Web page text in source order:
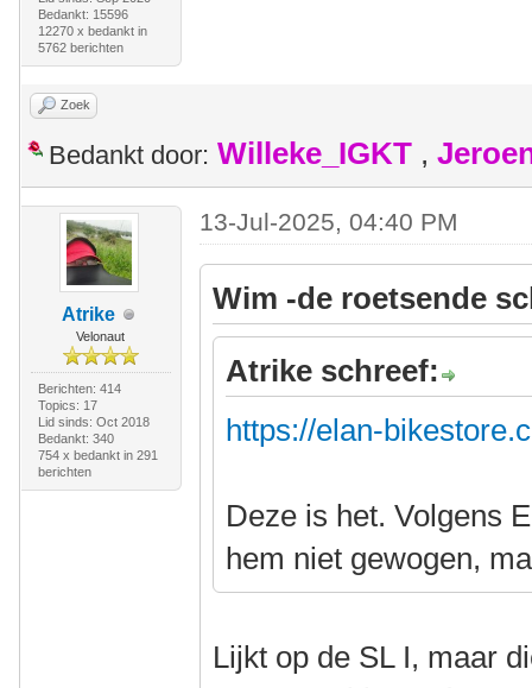
Bedankt: 15596
12270 x bedankt in
5762 berichten
Zoek
Bedankt door: Willeke_IGKT ,
Atrike
Velonaut
Berichten: 414
Topics: 17
Lid sinds: Oct 2018
Bedankt: 340
754 x bedankt in 291
berichten
13-Jul-2025, 04:40 PM
Wim -de roetsende
Atrike schreef:
https://elan-
Deze is het. Volgens
hem niet gewogen,
Lijkt op de SL I, maar